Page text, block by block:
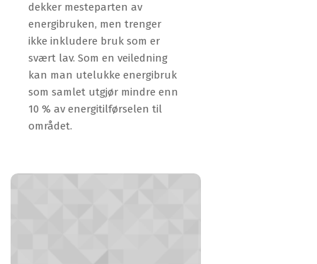
dekker mesteparten av
energibruken, men trenger
ikke inkludere bruk som er
svært lav. Som en veiledning
kan man utelukke energibruk
som samlet utgjør mindre enn
10 % av energitilførselen til
området.